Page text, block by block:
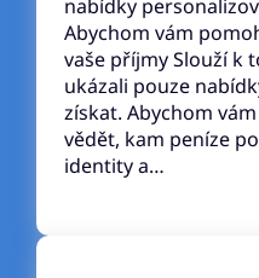
nabídky
Abychom vám
vaše příjmy Slouží k
ukázali pouze
získat. Abychom
vědět, kam peníze
identity a…